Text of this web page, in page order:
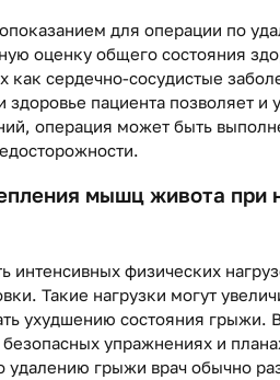
для операции по
оценку общего состояния
как сердечно-сосудистые
пациента позволяет и
операция может быть
мышц живота при
интенсивных физических
Такие нагрузки могут
ухудшению состояния грыжи.
упражнениях и
удалению грыжи врач обычно